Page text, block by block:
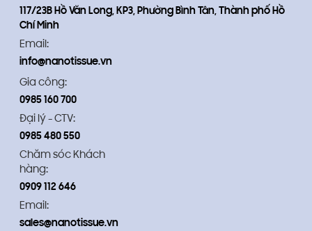
117/23B Hồ Văn Long, KP3, Phường Bình Tân, Thành phố Hồ
Chí Minh
Email:
info@nanotissue.vn
Gia công:
0985 160 700
Đại lý - CTV:
0985 480 550
Chăm sóc Khách
hàng:
0909 112 646
Email:
sales@nanotissue.vn